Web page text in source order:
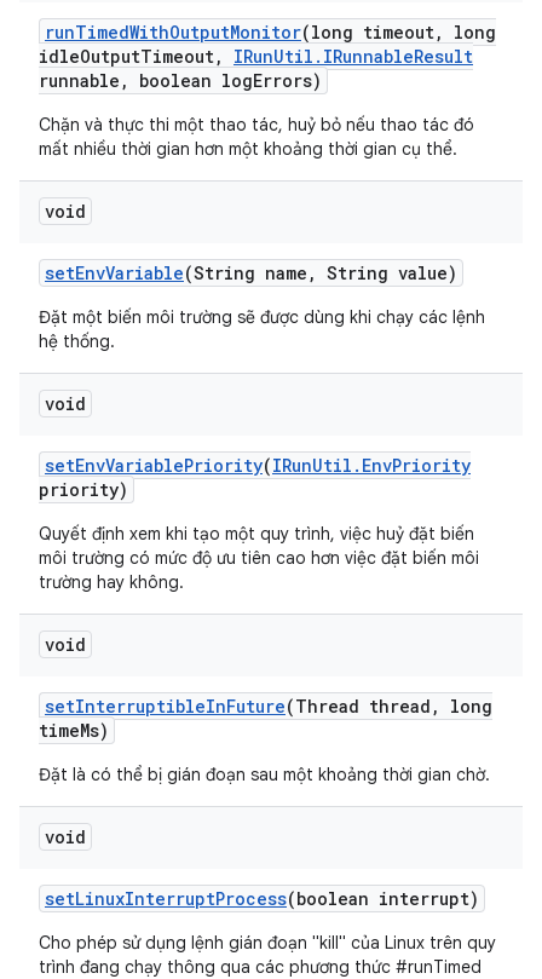
runTimedWithOutputMonitor(long timeout,
long
idleOutputTimeout, IRunUtil . IRunnableResult
runnable , boolean logErrors)
Chặn và thực thi một thao tác, huỷ bỏ nếu thao tác đó
mất nhiều thời gian hơn một khoảng thời gian cụ thể.
void
setEnvVariable(String name , String value)
Đặt một biến môi trường sẽ được dùng khi chạy các lệnh
hệ thống.
void
setEnvVariablePriority(IRunUtil . EnvPriority
priority)
Quyết định xem khi tạo một quy trình, việc huỷ đặt biến
môi trường có mức độ ưu tiên cao hơn việc đặt biến môi
trường hay không.
void
setInterruptibleInFuture(Thread thread ,
long
timeMs)
Đặt là có thể bị gián đoạn sau một khoảng thời gian chờ.
void
setLinuxInterruptProcess(boolean interrupt)
Cho phép sử dụng lệnh gián đoạn "kill" của Linux trên quy
trình đang chạy thông qua các phương thức #runTimed